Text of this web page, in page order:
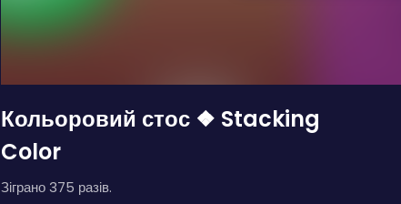
Кольоровий стос ❖ Stacking
Color
Зіграно 375 разів.